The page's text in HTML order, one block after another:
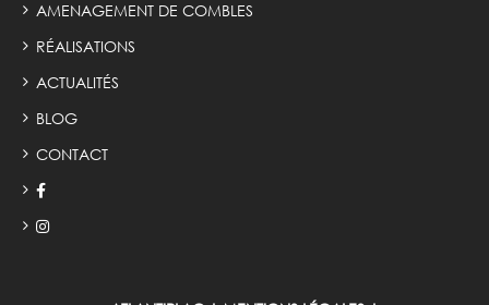
AMENAGEMENT DE COMBLES
RÉALISATIONS
ACTUALITÉS
BLOG
CONTACT